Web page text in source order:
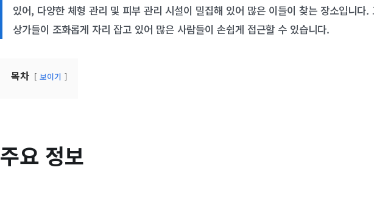
있어, 다양한 체형 관리 및 피부 관리 시설이 밀집해 있어 많은 이들이 찾는 장소입니다.
상가들이 조화롭게 자리 잡고 있어 많은 사람들이 손쉽게 접근할 수 있습니다.
목차 보이기
주요 정보